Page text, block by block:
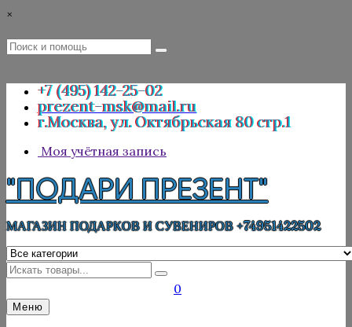
Перейти
содержимому
×
Поиск
Поиск
+7 (495) 142-25-02
prezent-msk@mail.ru
г.Москва, ул. Октябрьская 80 стр.1
Моя учётная запись
"ПОДАРИ ПРЕЗЕНТ"
МАГАЗИН ПОДАРКОВ И СУВЕНИРОВ +74951422502
Искать
0
Меню